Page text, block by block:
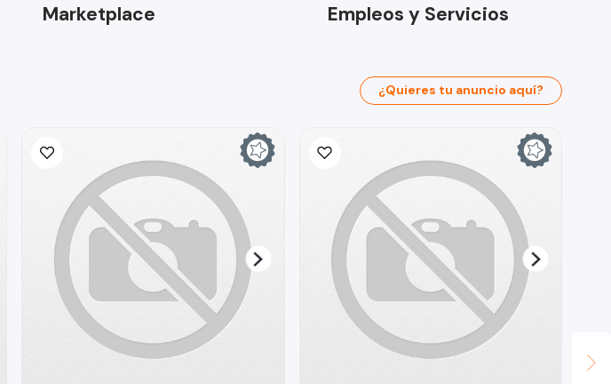
Marketplace Empleos y Servicios
¿Quieres tu anuncio aquí?